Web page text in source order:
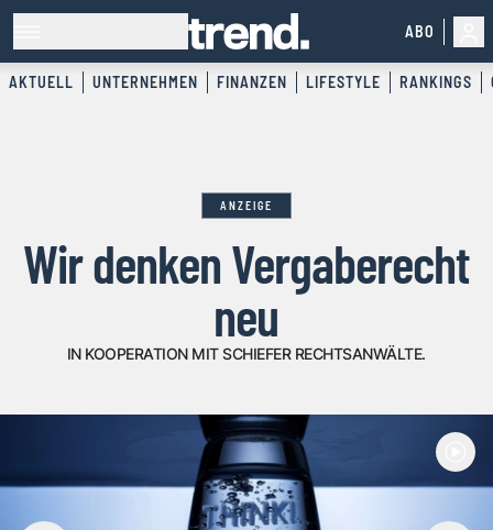
ABO
AKTUELL UNTERNEHMEN FINANZEN LIFESTYLE RANKINGS
ANZEIGE
Wir denken Vergaberecht
neu
IN KOOPERATION MIT SCHIEFER RECHTSANWÄLTE.